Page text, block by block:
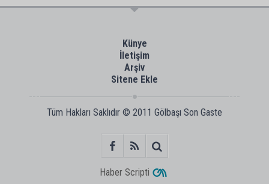
Künye
İletişim
Arşiv
Sitene Ekle
Tüm Hakları Saklıdır © 2011 Gölbaşı Son Gaste
Haber Scripti